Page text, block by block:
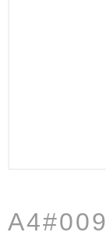
A4#009